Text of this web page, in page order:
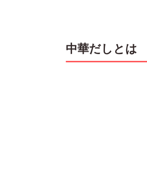
中華だしとは